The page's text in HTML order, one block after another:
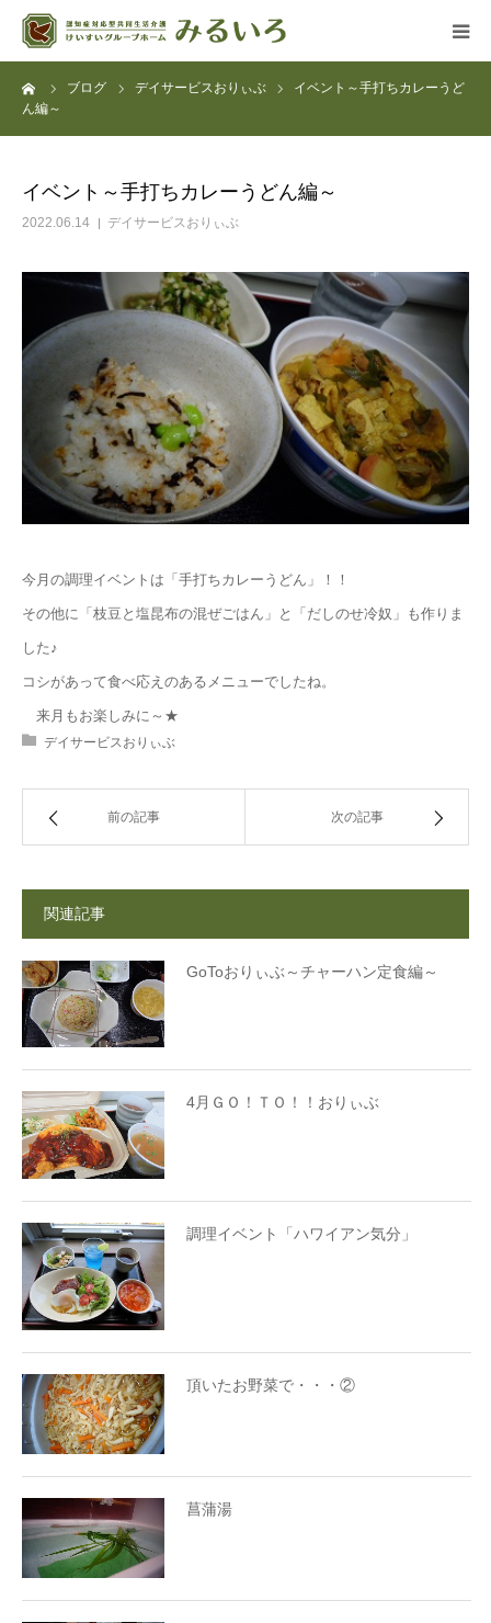
ブログ デイサービスおりぃぶ
イベント～手打ちカレーうど
ん編～
イベント～手打ちカレーうどん編～
2022.06.14 デイサービスおりぃぶ
今月の調理イベントは「手打ちカレーうどん」！！
その他に「枝豆と塩昆布の混ぜごはん」と「だしのせ冷奴」も作りま
した♪
コシがあって食べ応えのあるメニューでしたね。
来月もお楽しみに～★
デイサービスおりぃぶ
前の記事 次の記事
関連記事
GoToおりぃぶ～チャーハン定食編～
4月ＧＯ！ＴＯ！！おりぃぶ
調理イベント「ハワイアン気分」
頂いたお野菜で・・・②
菖蒲湯
グループホーム
アクセス
よくある質問
法人概要